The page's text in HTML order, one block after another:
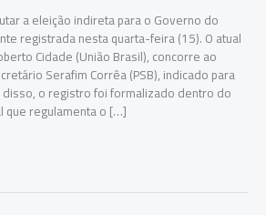
a eleição indireta para o Governo do
registrada nesta quarta-feira (15). O atual
Cidade (União Brasil), concorre ao
Serafim Corrêa (PSB), indicado para
o registro foi formalizado dentro do
regulamenta o […]